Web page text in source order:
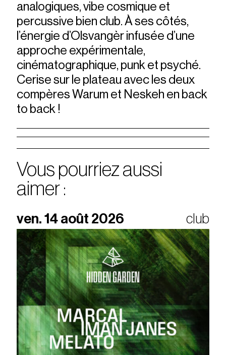
analogiques, vibe cosmique et
percussive bien club. À ses côtés,
l’énergie d’Olsvangèr infusée d’une
approche expérimentale,
cinématographique, punk et psyché.
Cerise sur le plateau avec les deux
compères Warum et Neskeh en back
to back !
Vous pourriez aussi
aimer :
ven. 14 août 2026 club